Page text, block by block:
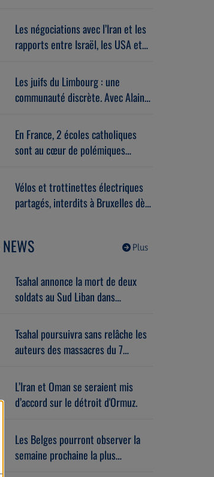
(06/08/2026)
Les négociations avec l’Iran et les
rapports entre Israël, les USA et
Gérard vespierre (06/08/2026)
Les juifs du Limbourg : une
communauté discrète. Avec Alain
En France, 2 écoles catholiques
sont au cœur de polémiques
(06/08/2026)
Vélos et trottinettes électriques
partagés, interdits à Bruxelles dès
Plus
Tsahal annonce la mort de deux
soldats au Sud Liban dans
Tsahal poursuivra sans relâche les
auteurs des massacres du 7
L’Iran et Oman se seraient mis
d’accord sur le détroit d'Ormuz.
Les Belges pourront observer la
semaine prochaine la plus